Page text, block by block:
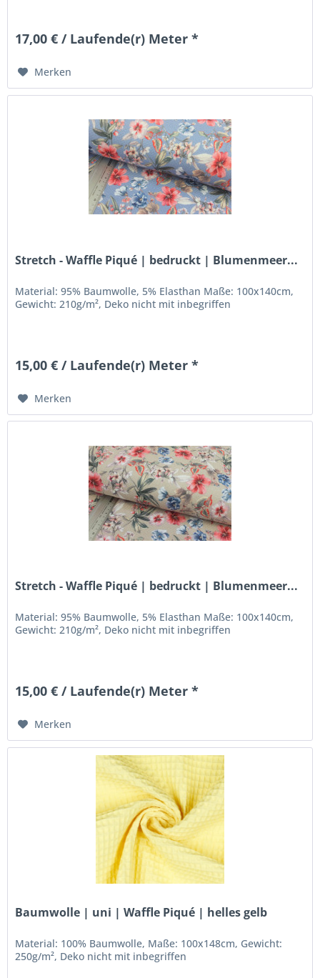
17,00 € / Laufende(r) Meter *
Merken
Stretch - Waffle Piqué | bedruckt | Blumenmeer...
Material: 95% Baumwolle, 5% Elasthan Maße: 100x140cm,
Gewicht: 210g/m², Deko nicht mit inbegriffen
15,00 € / Laufende(r) Meter *
Merken
Stretch - Waffle Piqué | bedruckt | Blumenmeer...
Material: 95% Baumwolle, 5% Elasthan Maße: 100x140cm,
Gewicht: 210g/m², Deko nicht mit inbegriffen
15,00 € / Laufende(r) Meter *
Merken
Baumwolle | uni | Waffle Piqué | helles gelb
Material: 100% Baumwolle, Maße: 100x148cm, Gewicht:
250g/m², Deko nicht mit inbegriffen